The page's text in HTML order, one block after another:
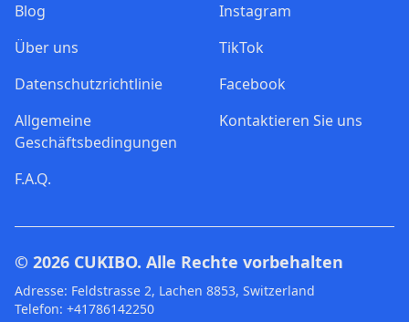
Blog
Über uns
Datenschutzrichtlinie
Allgemeine
Geschäftsbedingungen
F.A.Q.
Instagram
TikTok
Facebook
Kontaktieren Sie uns
© 2026 CUKIBO. Alle Rechte vorbehalten
Adresse: Feldstrasse 2, Lachen 8853, Switzerland
Telefon: +41786142250